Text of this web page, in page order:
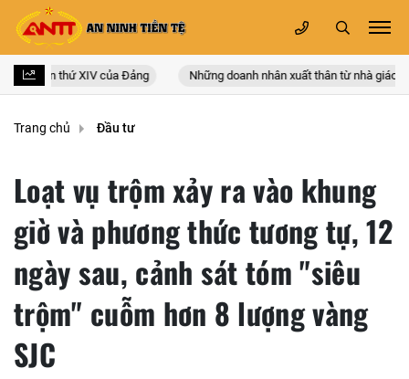
lần thứ XIV của Đảng Những doanh nhân xuất thân từ nhà giáo
Trang chủ Đầu tư
Loạt vụ trộm xảy ra vào khung
giờ và phương thức tương tự, 12
ngày sau, cảnh sát tóm "siêu
trộm" cuỗm hơn 8 lượng vàng
SJC